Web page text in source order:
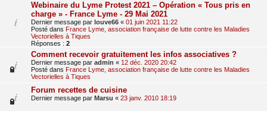
Webinaire du Lyme Protest 2021 – Opération « Tous pris en
charge » - France Lyme - 29 Mai 2021
Dernier message par louve66 « 01 juin 2021 11:22
Posté dans France Lyme, association française de lutte contre les Maladies
Vectorielles à Tiques
Réponses : 2
Comment recevoir gratuitement les infos associatives ?
Dernier message par admin « 12 déc. 2020 20:42
Posté dans France Lyme, association française de lutte contre les Maladies
Vectorielles à Tiques
Forum recettes de cuisine
Dernier message par Marsu « 23 janv. 2010 18:19